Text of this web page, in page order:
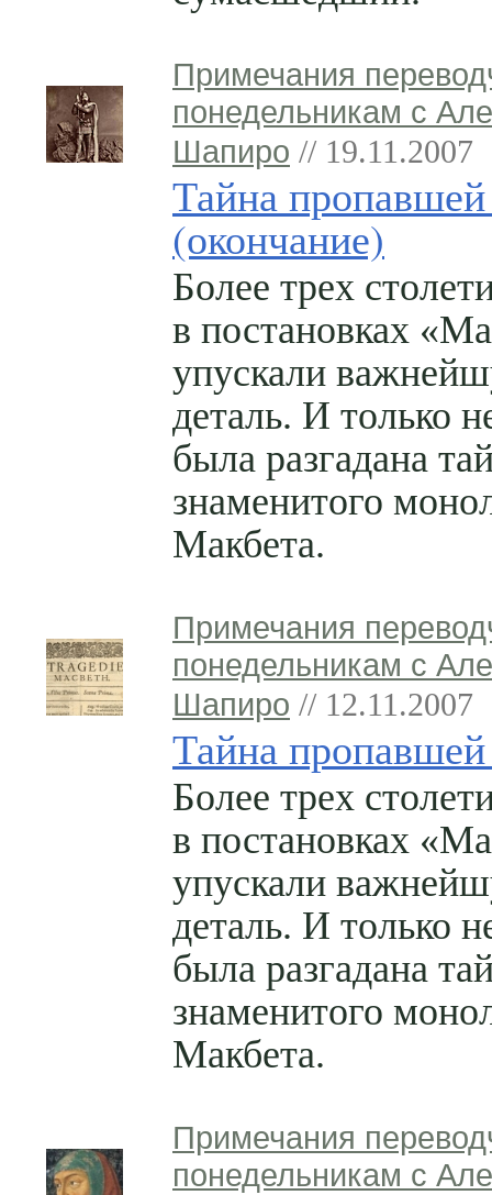
Примечания
понедельникам с
Шапиро // 19.11.2007
Тайна
(окончание)
Более трех
в постановках
упускали
деталь. И только
была разгадана
знаменитого
Макбета.
Примечания
понедельникам с
Шапиро // 12.11.2007
Тайна
Более трех
в постановках
упускали
деталь. И только
была разгадана
знаменитого
Макбета.
Примечания
понедельникам с